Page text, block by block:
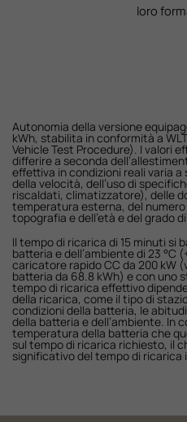
loro
Autonomia della versione
kWh, stabilita in conformità a
Vehicle Test Procedure). I valori
differire a seconda
effettiva in condizioni reali varia a
della velocità, dell’uso di
riscaldati, climatizzatore), delle
temperatura esterna, del
topografia e dell’età e del grado
Il tempo di ricarica di 15 minuti si
batteria e dell’ambiente di 23 °C
caricatore rapido CC da 200 kW
batteria da 68.8 kWh) e con uno
tempo di ricarica effettivo
della ricarica, come il tipo di
condizioni della batteria, le
della batteria e dell’ambiente. In
temperatura della batteria che
sul tempo di ricarica richiesto, il
significativo del tempo di ricarica